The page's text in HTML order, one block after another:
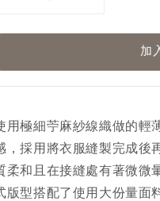
加
用極細苧麻紗線織做的輕
，採用將衣服縫製完成後
柔和且在接縫處有著微微
版型搭配了使用大份量面